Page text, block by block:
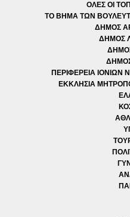
ΟΛΕΣ ΟΙ
ΤΟ ΒΗΜΑ ΤΩΝ
ΔΗΜΟΣ
ΔΗΜΟΣ
ΠΕΡΙΦΕΡΕΙΑ ΙΟΝΙΩΝ
ΕΚΚΛΗΣΙΑ